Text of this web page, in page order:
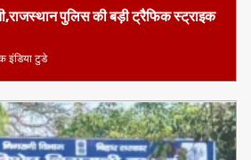
पुलिस की बड़ी ट्रैफिक स्ट्राइक
इंडिया टुडे